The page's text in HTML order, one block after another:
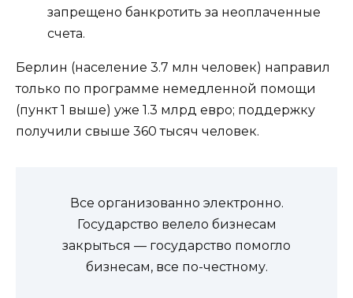
запрещено банкротить за неоплаченные
счета.
Берлин (население 3.7 млн человек) направил
только по программе немедленной помощи
(пункт 1 выше) уже 1.3 млрд евро; поддержку
получили свыше 360 тысяч человек.
Все организованно электронно.
Государство велело бизнесам
закрыться — государство помогло
бизнесам, все по-честному.